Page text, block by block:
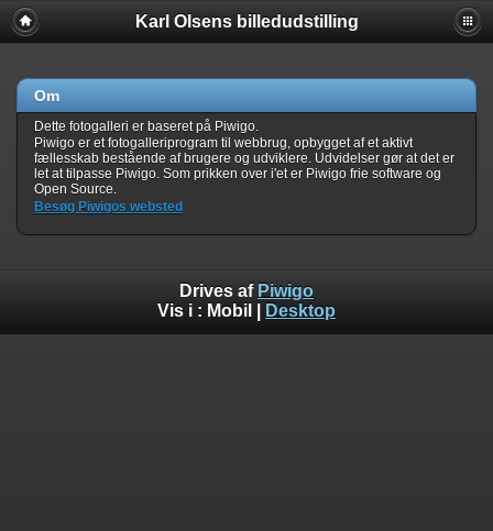
Karl Olsens billedudstilling
Om
Dette fotogalleri er baseret på Piwigo.
Piwigo er et fotogalleriprogram til webbrug, opbygget af et aktivt
fællesskab bestående af brugere og udviklere. Udvidelser gør at det er
let at tilpasse Piwigo. Som prikken over i'et er Piwigo frie software og
Open Source.
Besøg Piwigos websted
Drives af Piwigo
Vis i : Mobil Desktop